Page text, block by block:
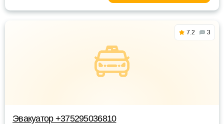
7.2 3
Эвакуатор +375295036810